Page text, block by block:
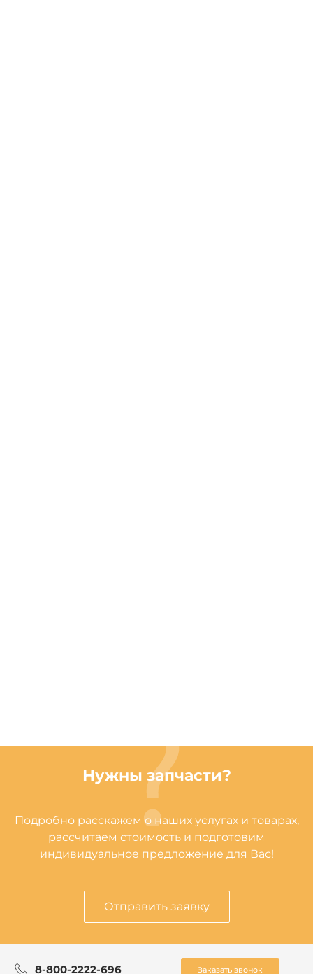
Нужны запчасти?
Подробно расскажем о наших услугах и товарах,
рассчитаем стоимость и подготовим
индивидуальное предложение для Вас!
Отправить заявку
8-800-2222-696 Заказать звонок